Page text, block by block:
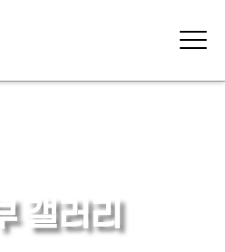
갤러리